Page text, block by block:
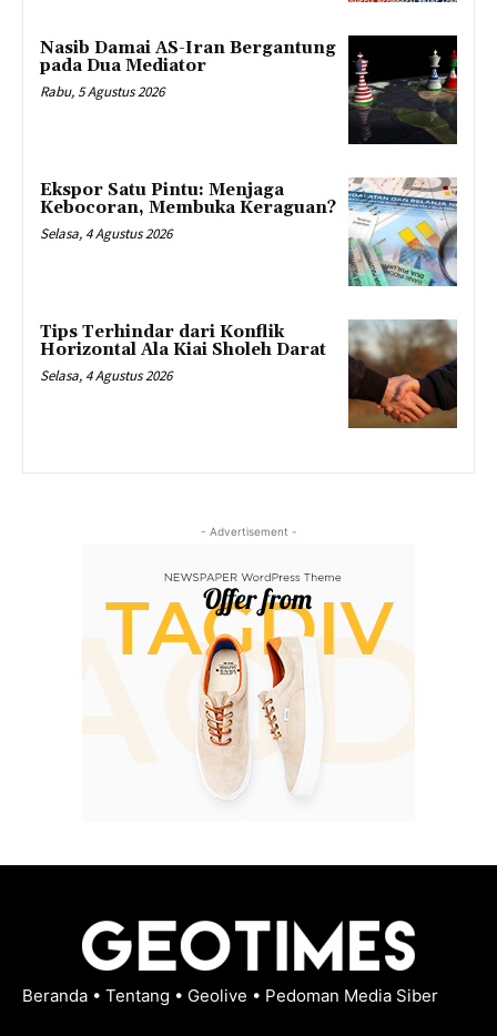
Nasib Damai AS-Iran Bergantung
pada Dua Mediator
Rabu, 5 Agustus 2026
Ekspor Satu Pintu: Menjaga
Kebocoran, Membuka Keraguan?
Selasa, 4 Agustus 2026
Tips Terhindar dari Konflik
Horizontal Ala Kiai Sholeh Darat
Selasa, 4 Agustus 2026
- Advertisement -
Beranda • Tentang • Geolive • Pedoman Media Siber